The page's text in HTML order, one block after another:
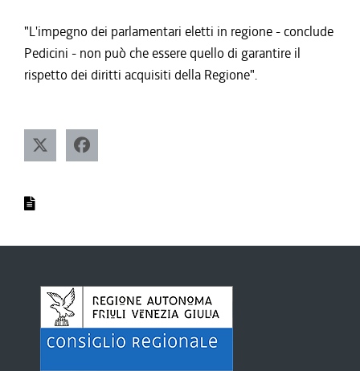
"L'impegno dei parlamentari eletti in regione - conclude
Pedicini - non può che essere quello di garantire il
rispetto dei diritti acquisiti della Regione".